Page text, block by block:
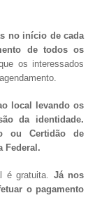
no início de cada
de todos os
os interessados
local levando os
da identidade.
ou Certidão de
Federal.
é gratuita. Já nos
o pagamento